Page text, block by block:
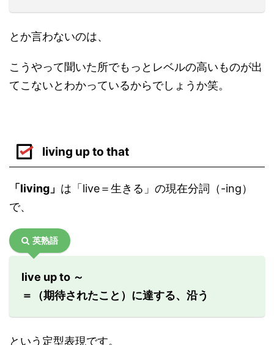
とか言わないのは、
こうやって聞いた所でもっとレベルの高いものが出
てこないとわかっているからでしょうか笑。
living up to that
「living」 は「live＝生きる」の現在分詞（-ing）
で、
英熟語
live up to ～
＝（期待されたこと）に達する、沿う
という定型表現です。